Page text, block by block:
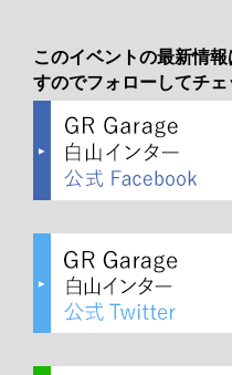
このイベントの最新情
すのでフォローしてチ